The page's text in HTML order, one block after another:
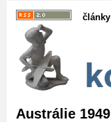
články
Austrálie 1949